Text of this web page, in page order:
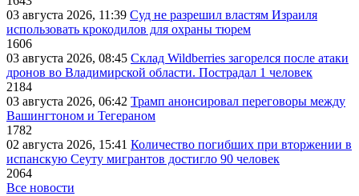
03 августа 2026, 11:39 Суд не разрешил властям Израиля
использовать крокодилов для охраны тюрем
1606
03 августа 2026, 08:45 Склад Wildberries загорелся после атаки
дронов во Владимирской области. Пострадал 1 человек
2184
03 августа 2026, 06:42 Трамп анонсировал переговоры между
Вашингтоном и Тегераном
1782
02 августа 2026, 15:41 Количество погибших при вторжении в
испанскую Сеуту мигрантов достигло 90 человек
2064
Все новости